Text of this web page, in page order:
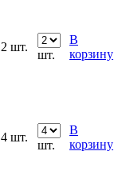
2 шт.
шт.
В
корзину
4 шт.
шт.
В
корзину